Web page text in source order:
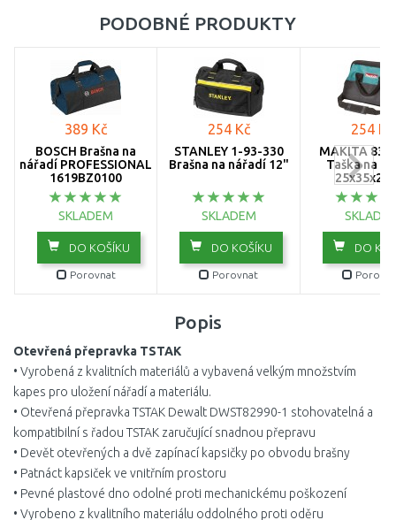
PODOBNÉ PRODUKTY
389 Kč
BOSCH Brašna na
nářadí PROFESSIONAL
1619BZ0100
SKLADEM
DO KOŠÍKU
Porovnat
254 Kč
STANLEY 1-93-330
Brašna na nářadí 12"
SKLADEM
DO KOŠÍKU
Porovnat
254 Kč
MAKITA
Taška na
25x35x20
DO
Popis
Otevřená přepravka TSTAK
• Vyrobená z kvalitních materiálů a vybavená velkým množstvím
kapes pro uložení nářadí a materiálu.
• Otevřená přepravka TSTAK Dewalt DWST82990-1 stohovatelná a
kompatibilní s řadou TSTAK zaručující snadnou přepravu
• Devět otevřených a dvě zapínací kapsičky po obvodu brašny
• Patnáct kapsiček ve vnitřním prostoru
• Pevné plastové dno odolné proti mechanickému poškození
• Vyrobeno z kvalitního materiálu oddolného proti oděru